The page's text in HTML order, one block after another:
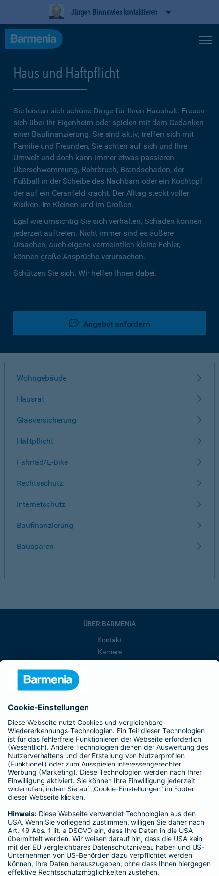
Jürgen Binnewies kontaktieren
Haus und Haftpflicht
Sie leisten sich schöne Dinge für Ihren Haushalt. Freuen
sich über Ihr Eigenheim oder spielen mit dem Gedanken
einer Baufinanzierung. Sie sind aktiv, treffen sich mit
Familie und Freunden, Sie achten auf sich und Ihre
Umwelt und doch kann immer etwas passieren.
Überschwemmung, Rohrbruch, Brandschaden, der
Fußball in der Scheibe des Nachbarn oder ein Kochtopf
der auf ein Ceranfeld kracht. Der Alltag steckt voller
Risiken. Im Kleinen und im Großen.
Egal wie umsichtig Sie sich verhalten, Schäden können
jederzeit auftreten. Nicht immer sind es äußere
Ursachen, auch eigene vermeintlich kleine Fehler,
können große Ansprüche verursachen.
Schützen Sie sich. Wir helfen Ihnen dabei.
Angebot anfordern
Wohngebäude
Hausrat
Glasversicherung
Haftpflicht
Fahrrad/E-Bike
Rechtsschutz
Internetschutz
Baufinanzierung
Bausparen
ÜBER BARMENIA
Kontakt
Karriere
Barmenia ist Teil der BarmeniaGothaer
BELIEBTE SEITEN
Kranken-Zusatzversicherung
Tierversicherungen
Haftpflichtversicherung
Hausratversicherung
Adresse ändern
Schaden melden
Kilometerstandsmeldung
Serviceübersicht